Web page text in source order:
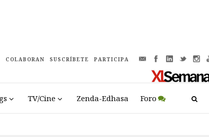
COLABORAN SUSCRÍBETE PARTICIPA
TV/Cine Zenda-Edhasa Foro